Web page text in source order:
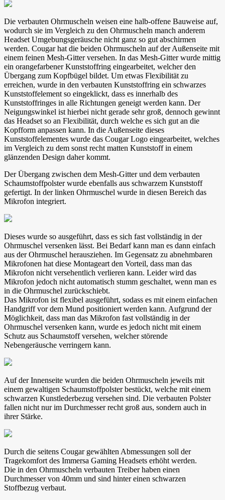
Die verbauten Ohrmuscheln weisen eine halb-offene Bauweise auf,
wodurch sie im Vergleich zu den Ohrmuscheln manch anderem
Headset Umgebungsgeräusche nicht ganz so gut abschirmen
werden. Cougar hat die beiden Ohrmuscheln auf der Außenseite mit
einem feinen Mesh-Gitter versehen. In das Mesh-Gitter wurde mittig
ein orangefarbener Kunststoffring eingearbeitet, welcher den
Übergang zum Kopfbügel bildet. Um etwas Flexibilität zu
erreichen, wurde in den verbauten Kunststoffring ein schwarzes
Kunststoffelement so eingeklickt, dass es innerhalb des
Kunststoffringes in alle Richtungen geneigt werden kann. Der
Neigungswinkel ist hierbei nicht gerade sehr groß, dennoch gewinnt
das Headset so an Flexibilität, durch welche es sich gut an die
Kopfform anpassen kann. In die Außenseite dieses
Kunststoffelementes wurde das Cougar Logo eingearbeitet, welches
im Vergleich zu dem sonst recht matten Kunststoff in einem
glänzenden Design daher kommt.
Der Übergang zwischen dem Mesh-Gitter und dem verbauten
Schaumstoffpolster wurde ebenfalls aus schwarzem Kunststoff
gefertigt. In der linken Ohrmuschel wurde in diesen Bereich das
Mikrofon integriert.
Dieses wurde so ausgeführt, dass es sich fast vollständig in der
Ohrmuschel versenken lässt. Bei Bedarf kann man es dann einfach
aus der Ohrmuschel herausziehen. Im Gegensatz zu abnehmbaren
Mikrofonen hat diese Montageart den Vorteil, dass man das
Mikrofon nicht versehentlich verlieren kann. Leider wird das
Mikrofon jedoch nicht automatisch stumm geschaltet, wenn man es
in die Ohrmuschel zurückschiebt.
Das Mikrofon ist flexibel ausgeführt, sodass es mit einem einfachen
Handgriff vor dem Mund positioniert werden kann. Aufgrund der
Möglichkeit, dass man das Mikrofon fast vollständig in der
Ohrmuschel versenken kann, wurde es jedoch nicht mit einem
Schutz aus Schaumstoff versehen, welcher störende
Nebengeräusche verringern kann.
Auf der Innenseite wurden die beiden Ohrmuscheln jeweils mit
einem gewaltigen Schaumstoffpolster bestückt, welche mit einem
schwarzen Kunstlederbezug versehen sind. Die verbauten Polster
fallen nicht nur im Durchmesser recht groß aus, sondern auch in
ihrer Stärke.
Durch die seitens Cougar gewählten Abmessungen soll der
Tragekomfort des Immersa Gaming Headsets erhöht werden.
Die in den Ohrmuscheln verbauten Treiber haben einen
Durchmesser von 40mm und sind hinter einen schwarzen
Stoffbezug verbaut.